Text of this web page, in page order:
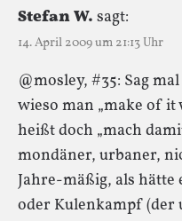
Stefan W. sagt:
14. April 2009 um 21:13 Uhr
@mosley, #35: Sag
wieso man „make of it
heißt doch „mach
mondäner, urbaner,
Jahre-mäßig, als hätte
oder Kulenkampf (der